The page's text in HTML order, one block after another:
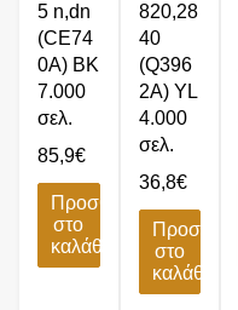
5 n,dn
(CE74
0A) BK
7.000
σελ.
85,9€
Προσθήκη
στο
καλάθι
820,28
40
(Q396
2A) YL
4.000
σελ.
36,8€
Προσθήκη
στο
καλάθι